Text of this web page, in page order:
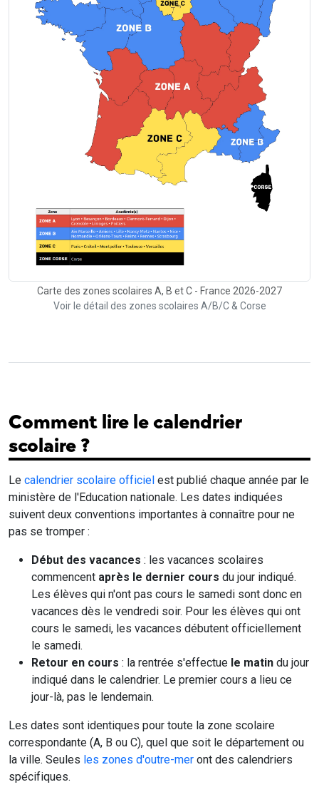
Carte des zones scolaires A, B et C - France 2026-2027
Voir le détail des zones scolaires A/B/C & Corse
Comment lire le calendrier
scolaire ?
Le calendrier scolaire officiel est publié chaque année par le
ministère de l'Education nationale. Les dates indiquées
suivent deux conventions importantes à connaître pour ne
pas se tromper :
Début des vacances : les vacances scolaires
commencent après le dernier cours du jour indiqué.
Les élèves qui n'ont pas cours le samedi sont donc en
vacances dès le vendredi soir. Pour les élèves qui ont
cours le samedi, les vacances débutent officiellement
le samedi.
Retour en cours : la rentrée s'effectue le matin du jour
indiqué dans le calendrier. Le premier cours a lieu ce
jour-là, pas le lendemain.
Les dates sont identiques pour toute la zone scolaire
correspondante (A, B ou C), quel que soit le département ou
la ville. Seules les zones d'outre-mer ont des calendriers
spécifiques.